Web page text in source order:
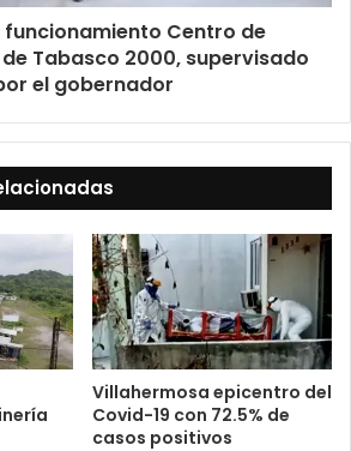
funcionamiento Centro de
Tabasco 2000, supervisado
el gobernador
Villahermosa epicentro del
Covid-19 con 72.5% de
casos positivos